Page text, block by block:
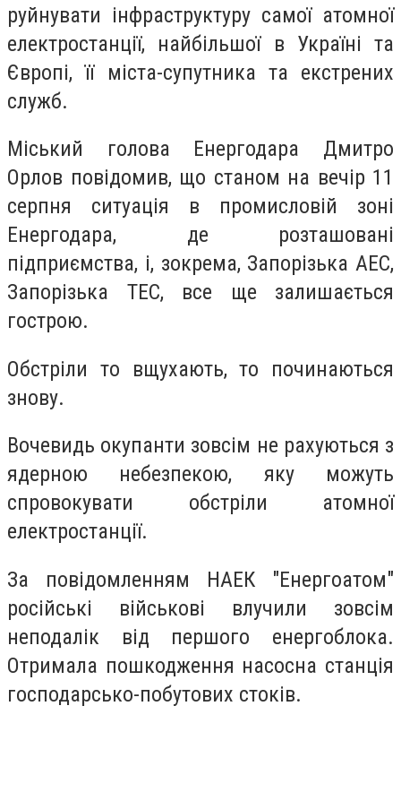
руйнувати інфраструктуру самої атомної
електростанції, найбільшої в Україні та
Європі, її міста-супутника та екстрених
служб.
Міський голова Енергодара Дмитро
Орлов повідомив, що станом на вечір 11
серпня ситуація в промисловій зоні
Енергодара, де розташовані
підприємства, і, зокрема, Запорізька АЕС,
Запорізька ТЕС, все ще залишається
гострою.
Обстріли то вщухають, то починаються
знову.
Вочевидь окупанти зовсім не рахуються з
ядерною небезпекою, яку можуть
спровокувати обстріли атомної
електростанції.
За повідомленням НАЕК "Енергоатом"
російські військові влучили зовсім
неподалік від першого енергоблока.
Отримала пошкодження насосна станція
господарсько-побутових стоків.